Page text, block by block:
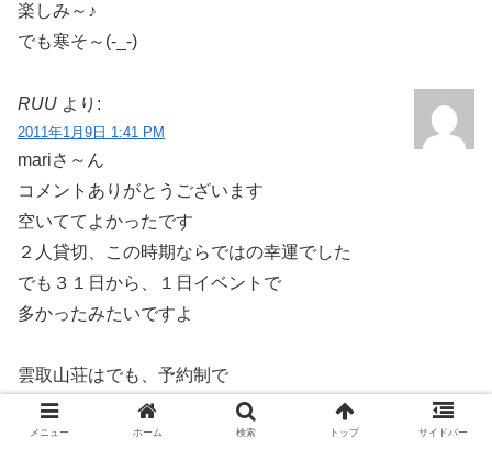
楽しみ～♪
でも寒そ～(-_-)
RUU より:
2011年1月9日 1:41 PM
mariさ～ん
コメントありがとうございます
空いててよかったです
２人貸切、この時期ならではの幸運でした
でも３１日から、１日イベントで
多かったみたいですよ
雲取山荘はでも、予約制で
そんなにギュウギュウには
しないそうですよ
メニュー ホーム 検索 トップ サイドバー